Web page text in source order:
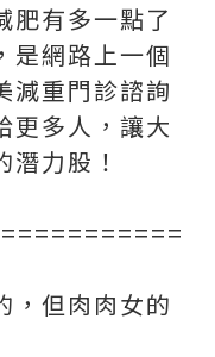
肥有多一點了
是網路上一個
減重門診諮詢
更多人，讓大
力股！
，但肉肉女的